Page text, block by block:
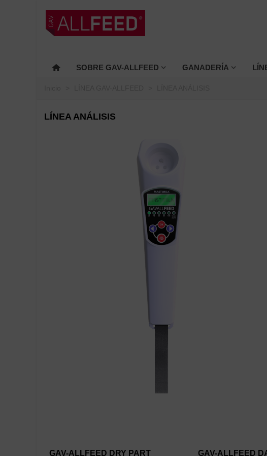
SOBRE GAV-ALLFEED GANADERÍA
LÍNEA ANÁLISIS
GAV-ALLFEED DRY PART GAV-ALLFEED